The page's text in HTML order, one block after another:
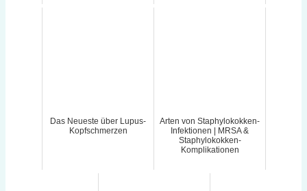
Das Neueste über Lupus-
Kopfschmerzen
Arten von Staphylokokken-
Infektionen | MRSA &
Staphylokokken-
Komplikationen